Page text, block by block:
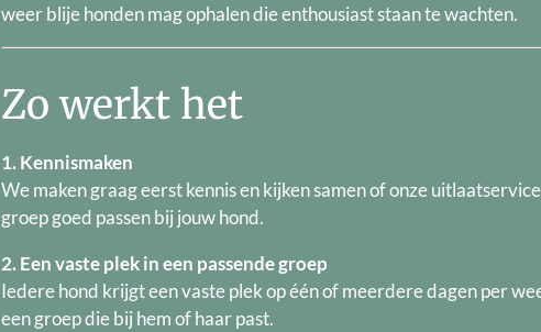
weer blije honden mag ophalen die enthousiast staan te wachten.
Zo werkt het
1. Kennismaken
We maken graag eerst kennis en kijken samen of onze
groep goed passen bij jouw hond.
2. Een vaste plek in een passende groep
Iedere hond krijgt een vaste plek op één of meerdere dagen per
een groep die bij hem of haar past.